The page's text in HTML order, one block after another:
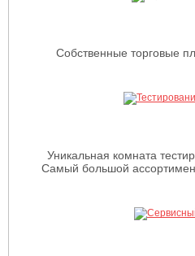
Собственные торговые
Уникальная комната
Самый большой